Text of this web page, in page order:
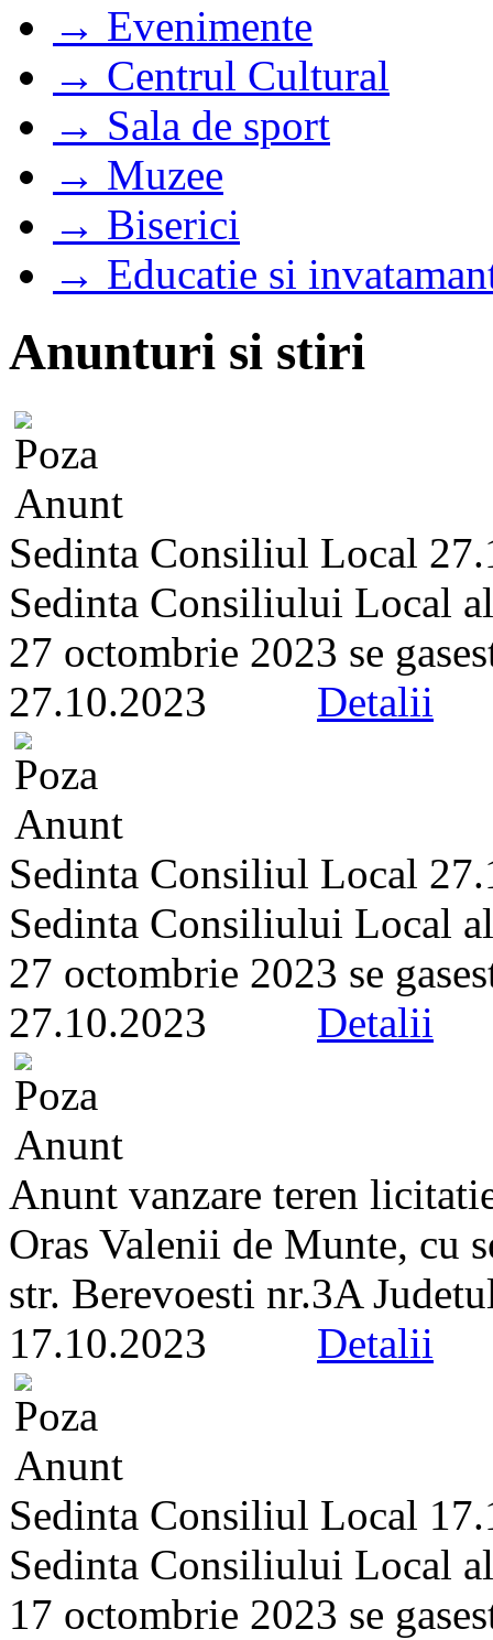
→ Evenimente
→ Centrul Cultural
→ Sala de sport
→ Muzee
→ Biserici
→ Educatie si
Anunturi si stiri
Sedinta Consiliul Local
Sedinta Consiliului Local
27 octombrie 2023 se
27.10.2023 Detalii
Sedinta Consiliul Local
Sedinta Consiliului Local
27 octombrie 2023 se
27.10.2023 Detalii
Anunt vanzare teren
Oras Valenii de Munte, cu
str. Berevoesti nr.3A
17.10.2023 Detalii
Sedinta Consiliul Local
Sedinta Consiliului Local
17 octombrie 2023 se